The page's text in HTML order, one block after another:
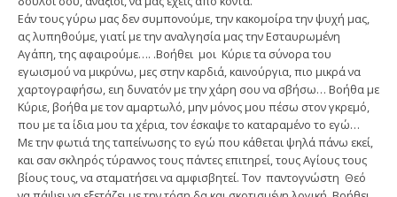
Εάν τους γύρω μας δεν συμπονούμε, την κακομοίρα την ψυχή μας,
ας λυπηθούμε, γιατί με την αναλγησία μας την Εσταυρωμένη
Αγάπη, της αφαιρούμε…. .Βοήθει μοι Κύριε τα σύνορα του
εγωισμού να μικρύνω, μες στην καρδιά, καινούργια, πιο μικρά να
χαρτογραφήσω, ειη δυνατόν με την χάρη σου να σβήσω… Βοήθα με
Κύριε, βοήθα με τον αμαρτωλό, μην μόνος μου πέσω στον γκρεμό,
που με τα ίδια μου τα χέρια, τον έσκαψε το καταραμένο το εγώ…
Με την φωτιά της ταπείνωσης το εγώ που κάθεται ψηλά πάνω εκεί,
και σαν σκληρός τύραννος τους πάντες επιτηρεί, τους Αγίους τους
βίους τους, να σταματήσει να αμφισβητεί. Τον παντογνώστη Θεό